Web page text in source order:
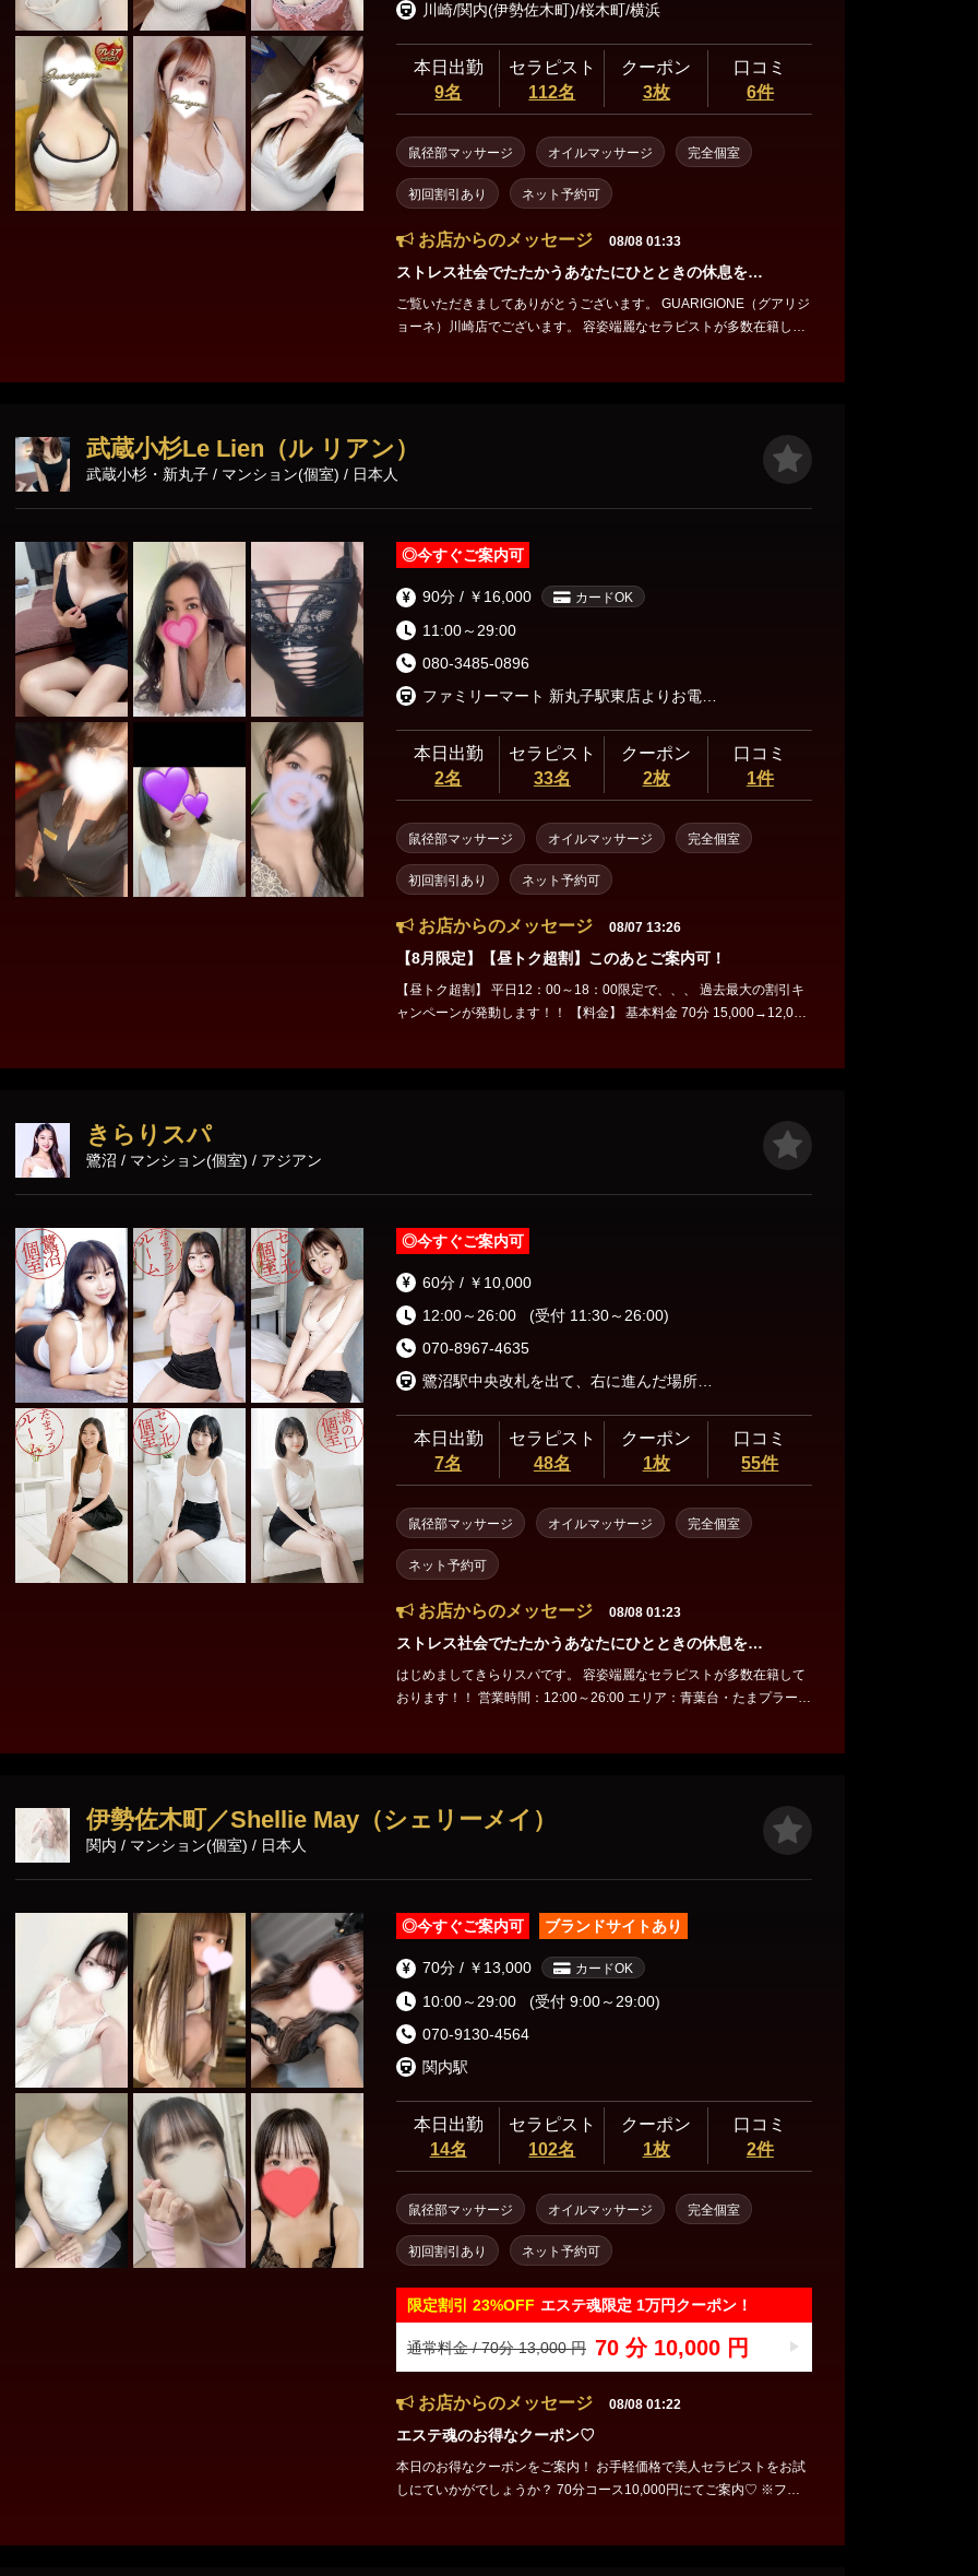
川崎/関内(伊勢佐木町)/桜木町/横浜
本日出勤
9名
セラピスト
112名
クーポン
3枚
口コミ
6件
鼠径部マッサージ オイルマッサージ 完全個室
初回割引あり ネット予約可
お店からのメッセージ 08/08 01:33
ストレス社会でたたかうあなたにひとときの休息を…
ご覧いただきましてありがとうございます。 GUARIGIONE（グアリジ
ョーネ）川崎店でございます。 容姿端麗なセラピストが多数在籍して
武蔵小杉Le Lien（ル リアン）
武蔵小杉・新丸子 / マンション(個室) / 日本人
◎今すぐご案内可
90分 / ￥16,000 カードOK
11:00～29:00
080-3485-0896
本日出勤
2名
セラピスト
33名
クーポン
2枚
口コミ
1件
鼠径部マッサージ オイルマッサージ 完全個室
初回割引あり ネット予約可
お店からのメッセージ 08/07 13:26
【8月限定】【昼トク超割】このあとご案内可！
【昼トク超割】 平日12：00～18：00限定で、、、 過去最大の割引キ
ャンペーンが発動します！！ 【料金】 基本料金 70分 15,000→12,000
きらりスパ
鷺沼 / マンション(個室) / アジアン
◎今すぐご案内可
60分 / ￥10,000
12:00～26:00
(受付 11:30～26:00)
070-8967-4635
本日出勤
7名
セラピスト
48名
クーポン
1枚
口コミ
55件
鼠径部マッサージ オイルマッサージ 完全個室
ネット予約可
お店からのメッセージ 08/08 01:23
ストレス社会でたたかうあなたにひとときの休息を…
はじめましてきらりスパです。 容姿端麗なセラピストが多数在籍して
おります！！ 営業時間：12:00～26:00 エリア：青葉台・たまプラー
伊勢佐木町／Shellie May（シェリーメイ）
関内 / マンション(個室) / 日本人
◎今すぐご案内可 ブランドサイトあり
70分 / ￥13,000 カードOK
10:00～29:00
(受付 9:00～29:00)
070-9130-4564
関内駅
本日出勤
14名
セラピスト
102名
クーポン
1枚
口コミ
2件
鼠径部マッサージ オイルマッサージ 完全個室
初回割引あり ネット予約可
限定割引 23%OFF エステ魂限定 1万円クーポン！
通常料金 / 70分 13,000 円 70 分 10,000 円
お店からのメッセージ 08/08 01:22
エステ魂のお得なクーポン♡
本日のお得なクーポンをご案内！ お手軽価格で美人セラピストをお試
しにていかがでしょうか？ 70分コース10,000円にてご案内♡ ※フリ